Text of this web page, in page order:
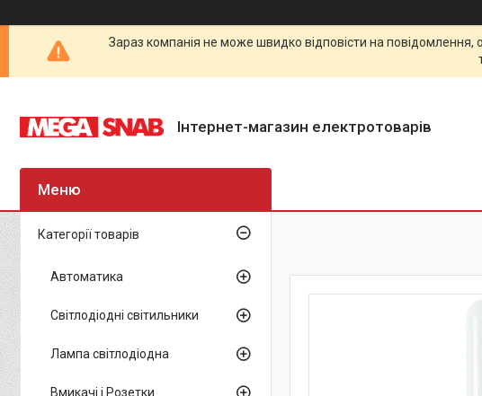
Зараз компанія не може швидко відповісти на повідомлення,
Інтернет-магазин електротоварів
Категорії товарів
Автоматика
Світлодіодні світильники
Лампа світлодіодна
Вмикачі і Розетки